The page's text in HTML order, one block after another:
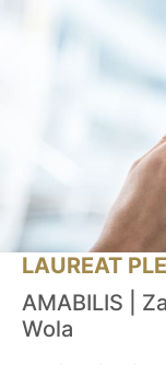
LAUREAT
AMABILIS |
Wola